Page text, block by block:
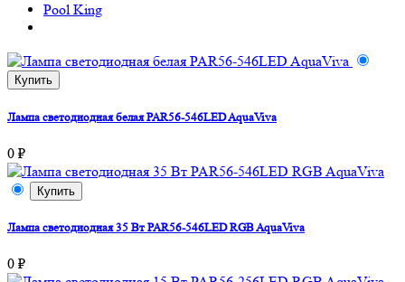
Pool King
Купить
Лампа светодиодная белая PAR56-546LED AquaViva
0 ₽
Купить
Лампа светодиодная 35 Вт PAR56-546LED RGB AquaViva
0 ₽